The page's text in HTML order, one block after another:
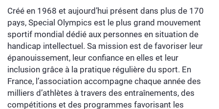
Créé en 1968 et aujourd’hui présent dans plus de 170
pays, Special Olympics est le plus grand mouvement
sportif mondial dédié aux personnes en situation de
handicap intellectuel. Sa mission est de favoriser leur
épanouissement, leur confiance en elles et leur
inclusion grâce à la pratique régulière du sport. En
France, l’association accompagne chaque année des
milliers d’athlètes à travers des entraînements, des
compétitions et des programmes favorisant les